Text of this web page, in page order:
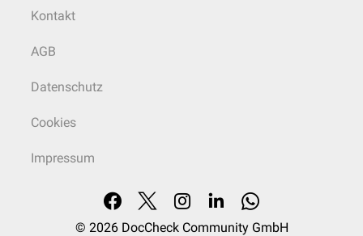
Kontakt
AGB
Datenschutz
Cookies
Impressum
© 2026 DocCheck Community GmbH